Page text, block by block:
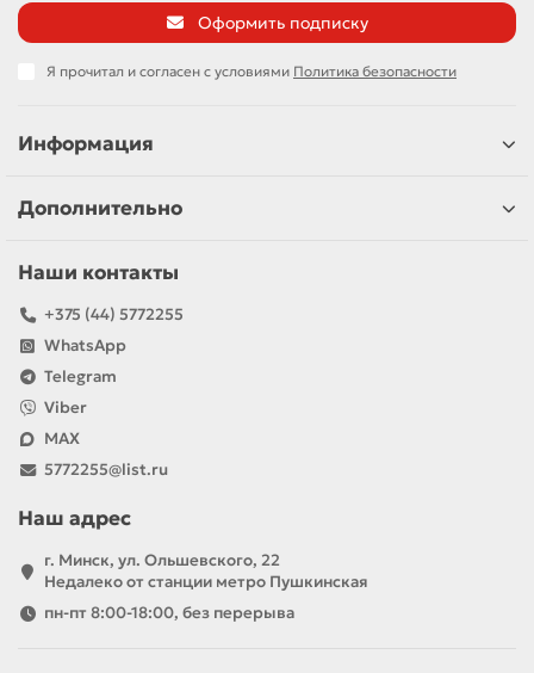
Оформить подписку
Я прочитал и согласен с условиями Политика безопасности
Информация
Дополнительно
Наши контакты
+375 (44) 5772255
WhatsApp
Telegram
Viber
MAX
5772255@list.ru
Наш адрес
г. Минск, ул. Ольшевского, 22
Недалеко от станции метро Пушкинская
пн-пт 8:00-18:00, без перерыва